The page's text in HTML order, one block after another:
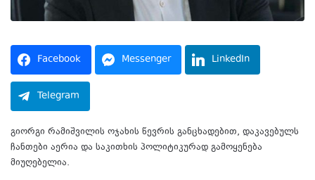
Facebook Messenger LinkedIn
Telegram
გიორგი რამიშვილის ოჯახის წევრის განცხადებით, დაკავებულს
ჩანთები აერია და საკითხის პოლიტიკურად გამოყენება
მიუღებელია.